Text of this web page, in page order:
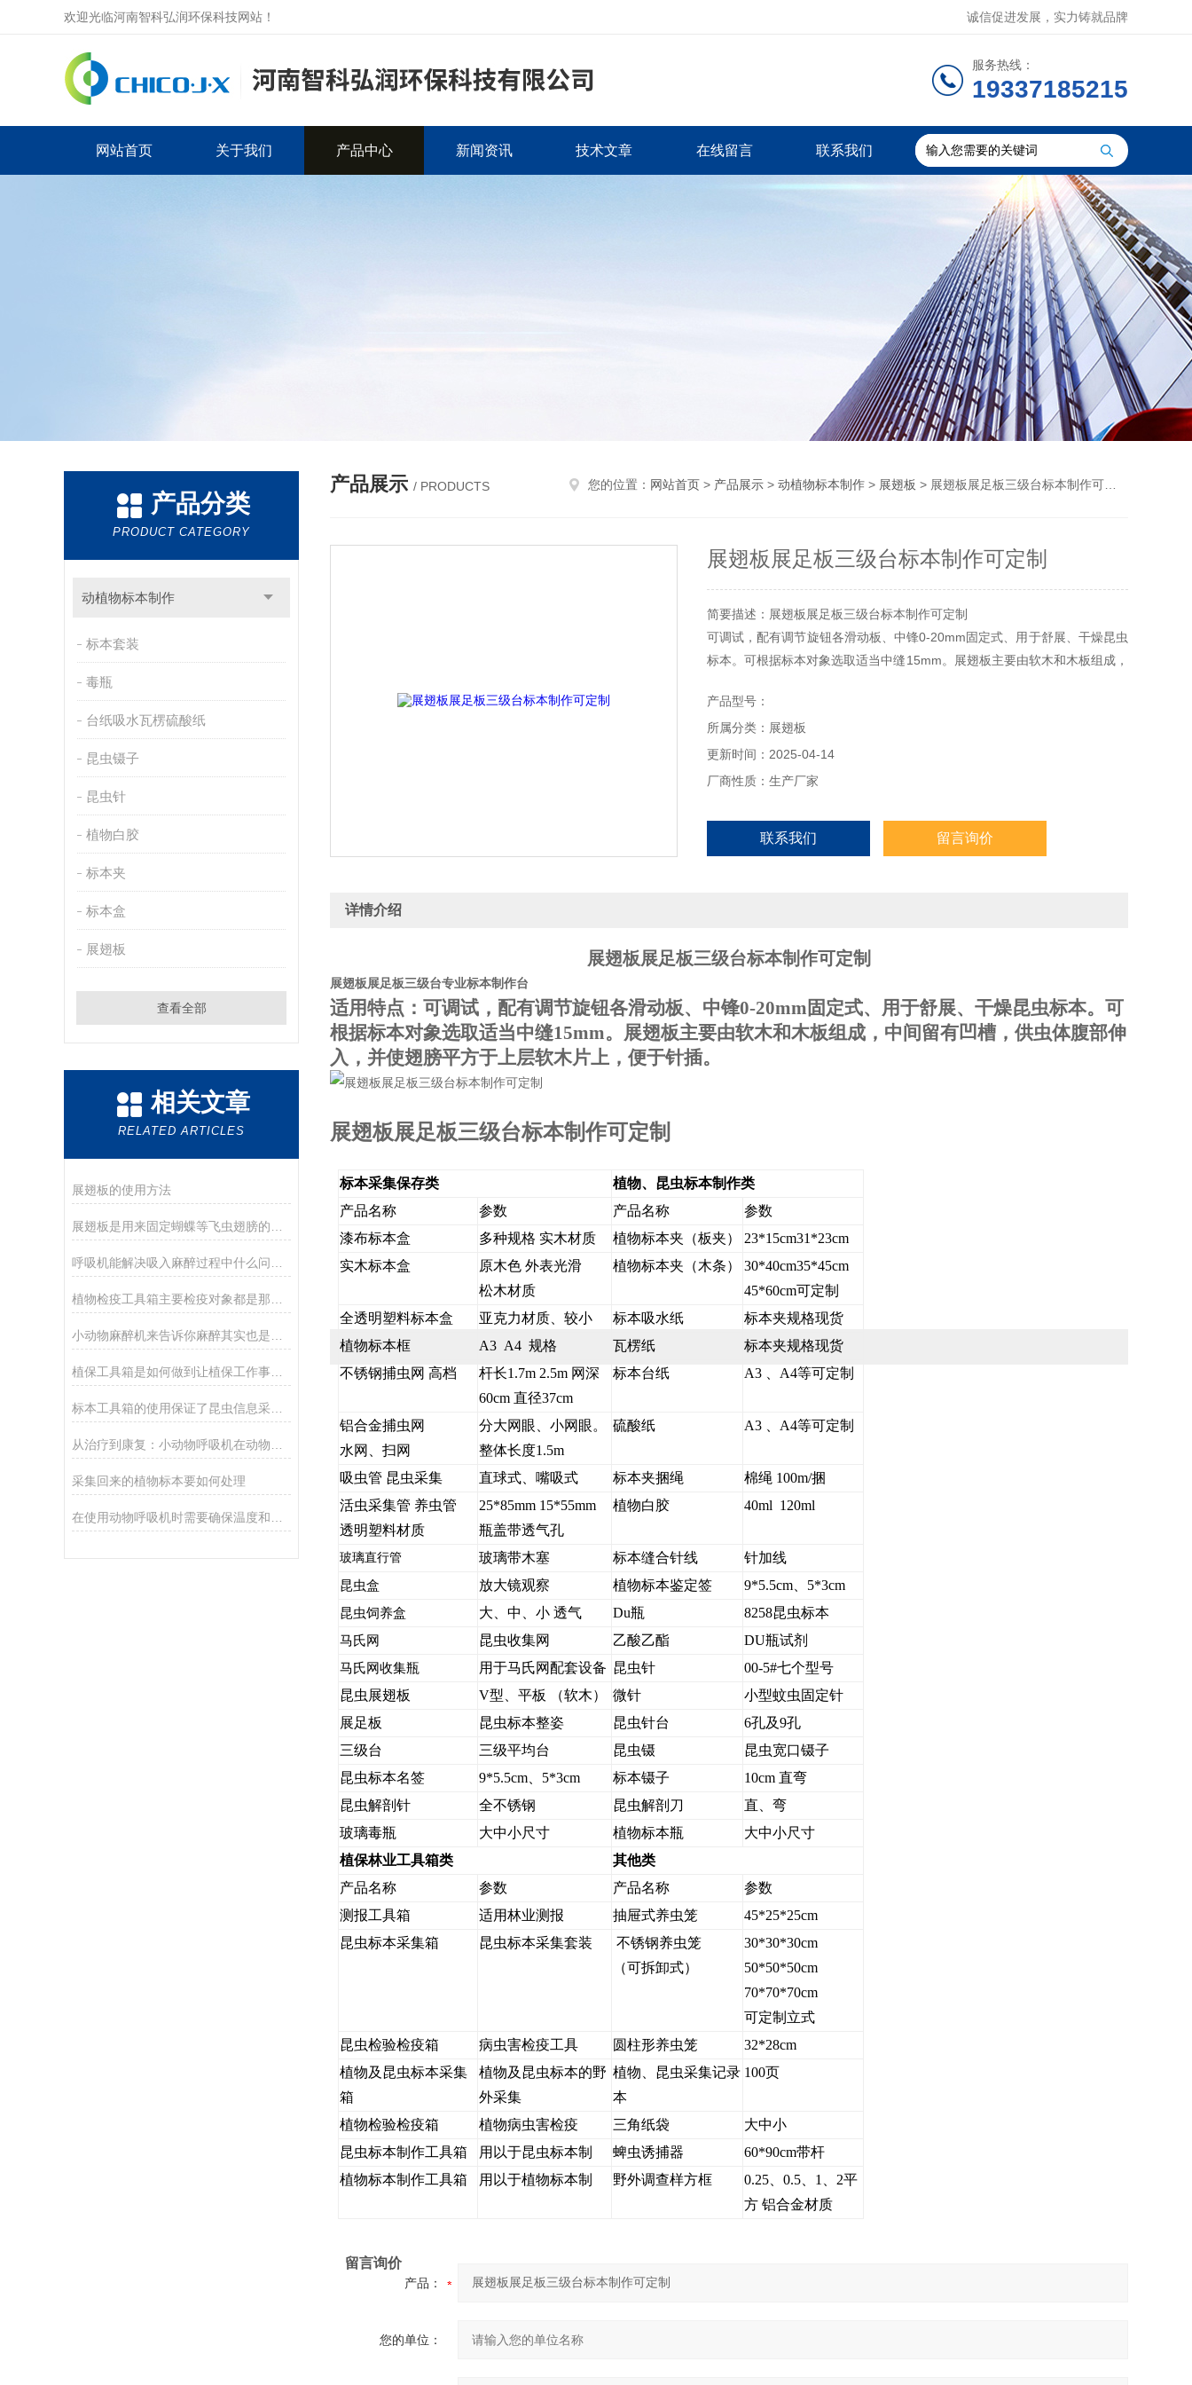
欢迎光临河南智科弘润环保科技网站！ 诚信促进发展，实力铸就品牌
服务热线：
19337185215
网站首页 关于我们 产品中心 新闻资讯 技术文章 在线留言 联系我们
产品分类
PRODUCT CATEGORY
动植物标本制作
标本套装
毒瓶
台纸吸水瓦楞硫酸纸
昆虫镊子
昆虫针
植物白胶
标本夹
标本盒
展翅板
查看全部
相关文章
RELATED ARTICLES
展翅板的使用方法
植保工具箱是如何做到让植保工作事半功倍的
采集回来的植物标本要如何处理
产品展示 / PRODUCTS 您的位置： 网站首页 > 产品展示 > 动植物标本制作 > 展翅板 > 展翅板展足板三级台标本制作可定制
展翅板展足板三级台标本制作可定制
简要描述：展翅板展足板三级台标本制作可定制
可调试，配有调节旋钮各滑动板、中锋0-20mm固定式、用于舒展、干燥昆虫
标本。可根据标本对象选取适当中缝15mm。展翅板主要由软木和木板组成，
插，
产品型号：
所属分类：展翅板
更新时间：2025-04-14
厂商性质：生产厂家
联系我们 留言询价
详情介绍
展翅板展足板三级台标本制作可定制
展翅板展足板三级台专业标本制作台
适用特点：可调试，配有调节旋钮各滑动板、中锋0-20mm固定式、用于舒展、干燥昆虫标本。可
根据标本对象选取适当中缝15mm。展翅板主要由软木和木板组成，中间留有凹槽，供虫体腹部伸
入，并使翅膀平方于上层软木片上，便于针插。
展翅板展足板三级台标本制作可定制
标本采集保存类
植物、昆虫标本制作类
产品名称
参数 产品名称
参数
漆布标本盒
多种规格 实木材质 植物标本夹（板夹）
23*15cm31*23cm
实木标本盒
原木色 外表光滑
松木材质
植物标本夹（木条）
30*40cm35*45cm
45*60cm可定制
全透明塑料标本盒
亚克力材质、较小 标本吸水纸
标本夹规格现货
植物标本框
A3 A4 规格 瓦楞纸
标本夹规格现货
不锈钢捕虫网 高档
杆长1.7m 2.5m 网深
60cm 直径37cm
标本台纸 A3 、A4等可定制
铝合金捕虫网
水网、扫网
分大网眼、小网眼。
整体长度1.5m
硫酸纸 A3 、A4等可定制
吸虫管 昆虫采集 直球式、嘴吸式 标本夹捆绳
棉绳 100m/捆
活虫采集管 养虫管
透明塑料材质
25*85mm 15*55mm
瓶盖带透气孔
植物白胶 40ml 120ml
玻璃直行管 玻璃带木塞 标本缝合针线 针加线
昆虫盒 放大镜观察 植物标本鉴定签 9*5.5cm、5*3cm
昆虫饲养盒 大、中、小 透气 Du瓶 8258昆虫标本
马氏网 昆虫收集网 乙酸乙酯 DU瓶试剂
马氏网收集瓶 用于马氏网配套设备 昆虫针
00-5#七个型号
昆虫展翅板
V型、平板 （软木） 微针
小型蚊虫固定针
展足板
昆虫标本整姿 昆虫针台
6孔及9孔
三级台
三级平均台 昆虫镊
昆虫宽口镊子
昆虫标本名签
9*5.5cm、5*3cm 标本镊子
10cm 直弯
昆虫解剖针
全不锈钢 昆虫解剖刀
直、弯
玻璃毒瓶
大中小尺寸 植物标本瓶
大中小尺寸
植保林业工具箱类
其他类
产品名称
参数 产品名称
参数
测报工具箱
适用林业测报 抽屉式养虫笼
45*25*25cm
昆虫标本采集箱
昆虫标本采集套装
不锈钢养虫笼
（可拆卸式）
30*30*30cm
50*50*50cm
70*70*70cm
可定制立式
昆虫检验检疫箱
病虫害检疫工具 圆柱形养虫笼
32*28cm
植物及昆虫标本采集
箱
植物及昆虫标本的野
外采集
植物、昆虫采集记录
本
100页
植物检验检疫箱 植物病虫害检疫 三角纸袋
大中小
昆虫标本制作工具箱
用以于昆虫标本制 蜱虫诱捕器
60*90cm带杆
植物标本制作工具箱
用以于植物标本制 野外调查样方框
0.25、0.5、1、2平
方 铝合金材质
留言询价
产品：
您的单位：